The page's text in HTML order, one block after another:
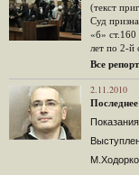
Владимир Путин
88 комментариев
Игорь
глава
32
Граждане не хотят
(текст
Суд
«б»
лет по 2-й
Все
2.11.2010